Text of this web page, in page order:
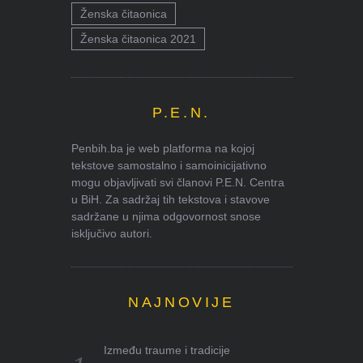
Ženska čitaonica
Ženska čitaonica 2021
P.E.N.
Penbih.ba je web platforma na kojoj
tekstove samostalno i samoinicijativno
mogu objavljivati svi članovi P.E.N. Centra
u BiH. Za sadržaj tih tekstova i stavove
sadržane u njima odgovornost snose
isključivo autori.
NAJNOVIJE
Između traume i tradicije